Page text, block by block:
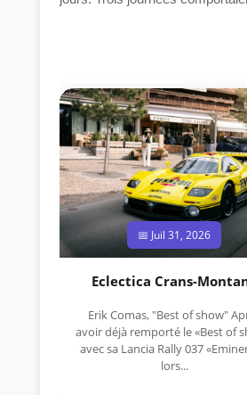
📅 Juil 31, 2026
Eclectica Crans-
Erik Comas, "Best of show"
avoir déjà remporté le «Best of
avec sa Lancia Rally 037
lors...